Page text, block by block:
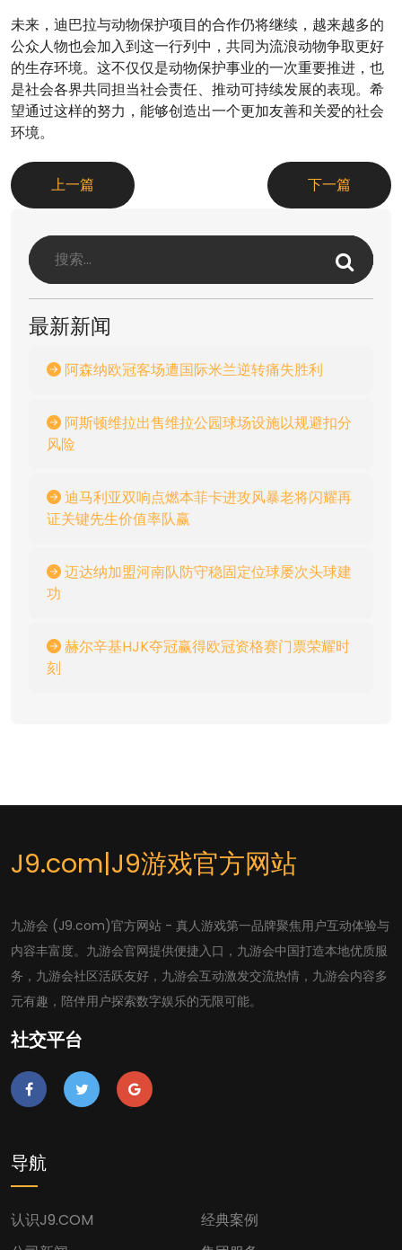
未来，迪巴拉与动物保护项目的合作仍将继续，越来越多的
公众人物也会加入到这一行列中，共同为流浪动物争取更好
的生存环境。这不仅仅是动物保护事业的一次重要推进，也
是社会各界共同担当社会责任、推动可持续发展的表现。希
望通过这样的努力，能够创造出一个更加友善和关爱的社会
环境。
上一篇 下一篇
最新新闻
阿森纳欧冠客场遭国际米兰逆转痛失胜利
阿斯顿维拉出售维拉公园球场设施以规避扣分
风险
迪马利亚双响点燃本菲卡进攻风暴老将闪耀再
证关键先生价值率队赢
迈达纳加盟河南队防守稳固定位球屡次头球建
功
赫尔辛基HJK夺冠赢得欧冠资格赛门票荣耀时
刻
J9.com|J9游戏官方网站
九游会 (J9.com)官方网站 - 真人游戏第一品牌聚焦用户互动体验与
内容丰富度。九游会官网提供便捷入口，九游会中国打造本地优质服
务，九游会社区活跃友好，九游会互动激发交流热情，九游会内容多
元有趣，陪伴用户探索数字娱乐的无限可能。
社交平台
导航
认识J9.COM
经典案例